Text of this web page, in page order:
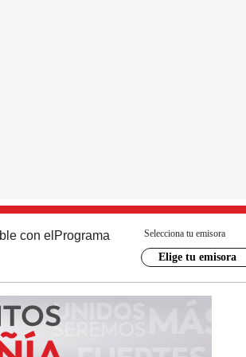
con el Programa Selecciona tu emisora
Elige tu emisora